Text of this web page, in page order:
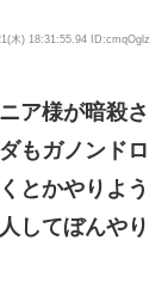
木) 18:31:55.94
ア様が暗殺
もガノンド
とかやりよ
してぼんや